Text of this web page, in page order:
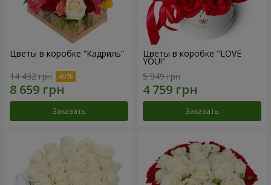
Цветы в коробке “Кадриль”
14 432 грн
Заказать
Цветы в коробке "LOVE
YOU!"
5 949 грн
Заказать